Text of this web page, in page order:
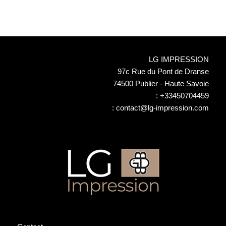
protecteur adapté
Suivi de colis en
Service après-vente
LG IMPRESSION
97c Rue du Pont de Dranse
74500 Publier - Haute Savoie
: +33450704459
: contact@lg-impression.com